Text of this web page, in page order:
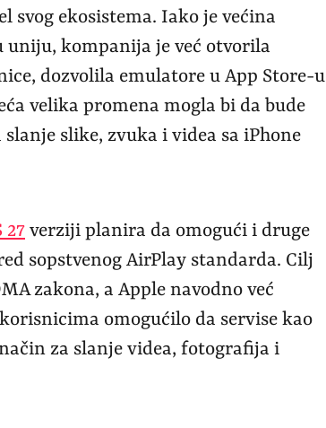
svog ekosistema. Iako je većina
uniju, kompanija je već otvorila
dozvolila emulatore u App Store-u
velika promena mogla bi da bude
slike, zvuka i videa sa iPhone
27 verziji planira da omogući i druge
sopstvenog AirPlay standarda. Cilj
zakona, a Apple navodno već
omogućilo da servise kao
za slanje videa, fotografija i